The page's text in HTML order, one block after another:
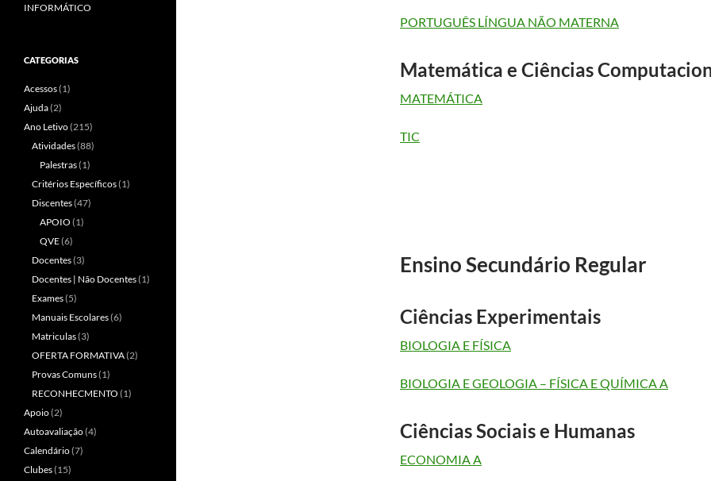
PORTUGUÊS LÍNGUA NÃO MATERNA
Matemática e Ciências
MATEMÁTICA
TIC
Ensino Secundário Regular
Ciências Experimentais
BIOLOGIA E FÍSICA
BIOLOGIA E GEOLOGIA – FÍSICA E QUÍMICA A
Ciências Sociais e Humanas
ECONOMIA A
INFORMÁTICO
CATEGORIAS
Acessos(1)
Ajuda(2)
Ano Letivo(215)
Atividades(88)
Palestras(1)
Critérios Específicos(1)
Discentes(47)
APOIO (1)
QVE(6)
Docentes(3)
Docentes | Não Docentes(1)
Exames(5)
Manuais Escolares(6)
Matriculas(3)
OFERTA FORMATIVA(2)
Provas Comuns(1)
RECONHECMENTO (1)
Apoio(2)
Autoavaliação(4)
Calendário(7)
Clubes(15)